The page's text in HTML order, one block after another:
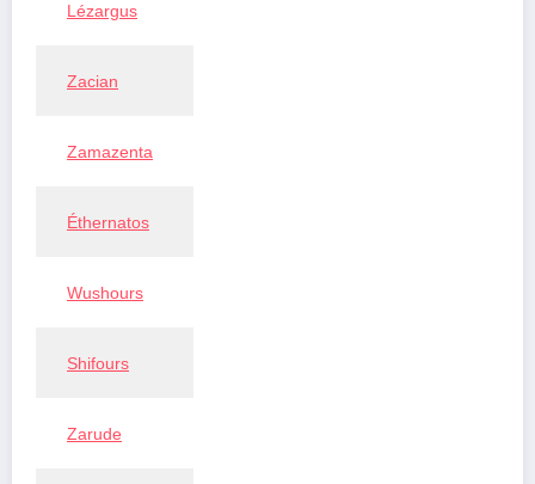
Lézargus
Zacian
Zamazenta
Éthernatos
Wushours
Shifours
Zarude